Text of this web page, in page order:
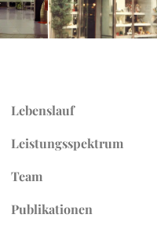
Lebenslauf
Leistungsspektrum
Team
Publikationen